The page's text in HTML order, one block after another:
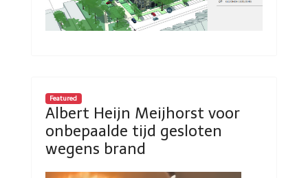
Featured
Albert Heijn Meijhorst voor
onbepaalde tijd gesloten
wegens brand